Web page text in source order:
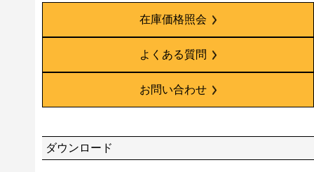
在庫価格照会
よくある質問
お問い合わせ
ダウンロード